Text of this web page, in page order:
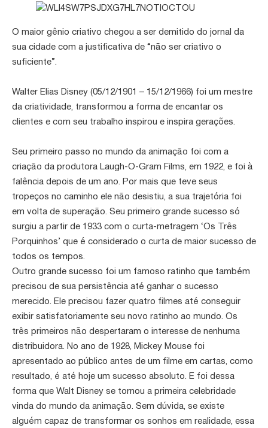
O maior gênio criativo chegou a ser demitido do jornal da
sua cidade com a justificativa de “não ser criativo o
suficiente”.
Walter Elias Disney (05/12/1901 – 15/12/1966) foi um mestre
da criatividade, transformou a forma de encantar os
clientes e com seu trabalho inspirou e inspira gerações.
Seu primeiro passo no mundo da animação foi com a
criação da produtora Laugh-O-Gram Films, em 1922, e foi à
falência depois de um ano. Por mais que teve seus
tropeços no caminho ele não desistiu, a sua trajetória foi
em volta de superação. Seu primeiro grande sucesso só
surgiu a partir de 1933 com o curta-metragem ‘Os Três
Porquinhos’ que é considerado o curta de maior sucesso de
todos os tempos.
Outro grande sucesso foi um famoso ratinho que também
precisou de sua persistência até ganhar o sucesso
merecido. Ele precisou fazer quatro filmes até conseguir
exibir satisfatoriamente seu novo ratinho ao mundo. Os
três primeiros não despertaram o interesse de nenhuma
distribuidora. No ano de 1928, Mickey Mouse foi
apresentado ao público antes de um filme em cartas, como
resultado, é até hoje um sucesso absoluto. E foi dessa
forma que Walt Disney se tornou a primeira celebridade
vinda do mundo da animação. Sem dúvida, se existe
alguém capaz de transformar os sonhos em realidade, essa